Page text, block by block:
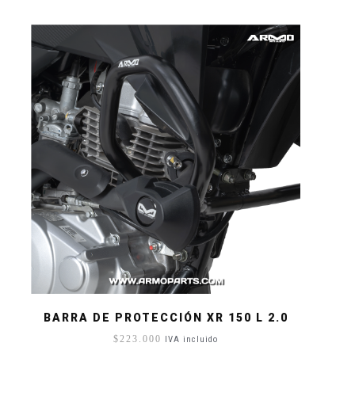
BARRA DE PROTECCIÓN XR 150 L 2.0
$223.000 IVA incluido